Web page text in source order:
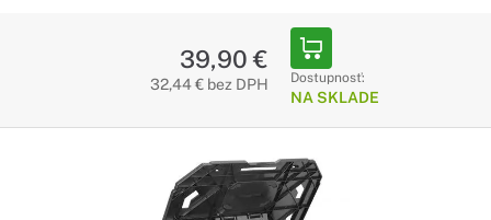
39,90 €
32,44 € bez DPH Dostupnosť:
NA SKLADE